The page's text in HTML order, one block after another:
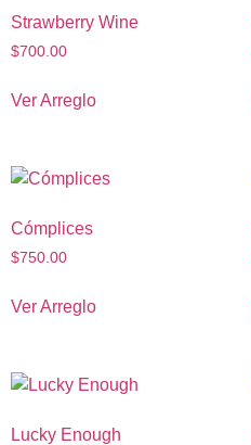
Strawberry Wine
$700.00
Ver Arreglo
Cómplices
$750.00
Ver Arreglo
Lucky Enough